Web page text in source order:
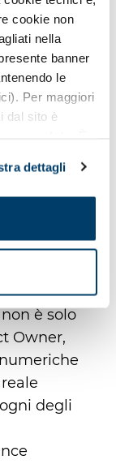
cookie non
nella
banner
le
Per maggiori
dal sito è
in basso,
dettagli
i dati
in un
al
problema
le
il
. La
è solo
Owner,
degli